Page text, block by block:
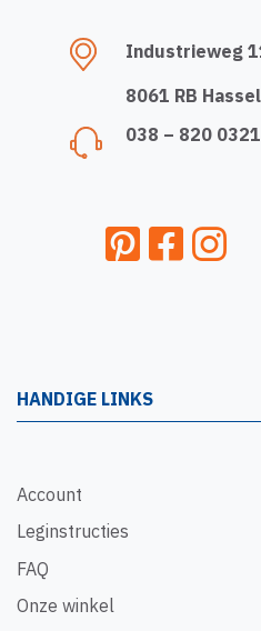
Industrieweg
8061 RB
038 – 820 0321
HANDIGE LINKS
Account
Leginstructies
FAQ
Onze winkel